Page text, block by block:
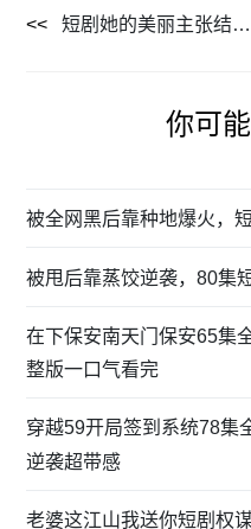
短剧她的美丽主张结局解析：角色命运与深层含义探讨
你可
被全网黑后靠种地爆火，
被甩后靠蒸饺逆袭，80集
在下保安南天门保安65集
整版一口气看完
穿越59开局签到系统78集
逆袭超带感
老婆这江山我送你短剧权